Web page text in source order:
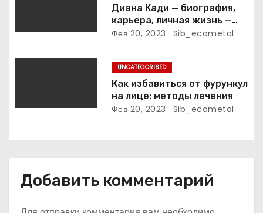
с
я
общепостижимое явление
известной русской
поэтессы
Диана Кади — биография,
карьера, личная жизнь —
актуальная информация
Фев 20, 2023 Sib_ecometal
UNCATEGORISED
Как избавиться от фурункул
на лице: методы лечения
Фев 20, 2023 Sib_ecometal
Добавить комментарий